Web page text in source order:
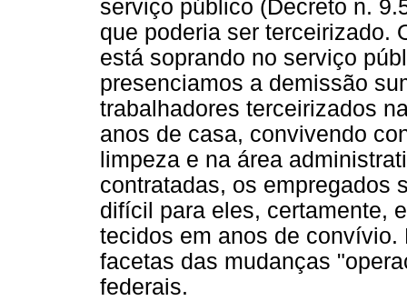
serviço público (Decreto n.
que poderia ser terceirizado.
está soprando no serviço
presenciamos a demissão
trabalhadores terceirizados
anos de casa, convivendo
limpeza e na área
contratadas, os empregados
difícil para eles, certamente,
tecidos em anos de
facetas das mudanças
federais.